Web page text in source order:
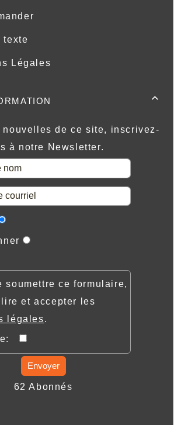
texte
Légales

nouvelles de ce site, inscrivez-
à notre Newsletter.
soumettre ce formulaire,
et accepter les
légales.
Envoyer
62 Abonnés